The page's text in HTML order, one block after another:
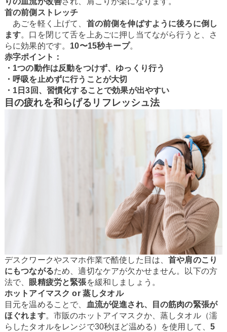
首の前側ストレッチ
あごを軽く上げて、 首の前側を伸ばすように後ろに倒し
ます。口を閉じて舌を上あごに押し当てながら行うと、さ
らに効果的です。 10〜15秒キープ。
赤字ポイント：
・1つの動作は反動をつけず、ゆっくり行う
・呼吸を止めずに行うことが大切
・1日3回、習慣化することで効果が出やすい
目の疲れを和らげるリフレッシュ法
デスクワークやスマホ作業で酷使した目は、首や肩のこり
にもつながるため、適切なケアが欠かせません。以下の方
法で、 眼精疲労と緊張を緩和しましょう。
ホットアイマスク or 蒸しタオル
目元を温めることで、
血流が促進され、目の筋肉の緊張が
ほぐれます。市販のホットアイマスクか、蒸しタオル（濡
らしたタオルをレンジで30秒ほど温める）を使用して、5